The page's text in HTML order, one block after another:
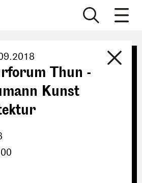
Thun -
Kunst